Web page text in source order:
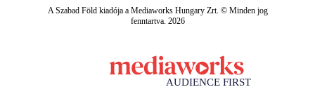
A Szabad Föld kiadója a Mediaworks Hungary Zrt. © Minden jog
fenntartva. 2026